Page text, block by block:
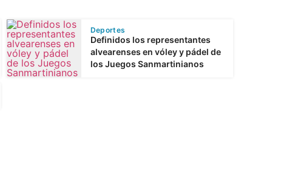
Deportes
Definidos los representantes
alvearenses en vóley y pádel de
los Juegos Sanmartinianos